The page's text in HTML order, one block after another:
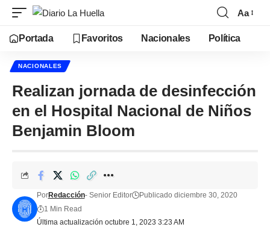
Aa
Portada Favoritos Nacionales Política
NACIONALES
Realizan jornada de desinfección
en el Hospital Nacional de Niños
Benjamin Bloom
Última actualización octubre 1, 2023 3:23 AM
PorRedacción- Senior Editor
Publicado diciembre 30, 2020
1 Min Read